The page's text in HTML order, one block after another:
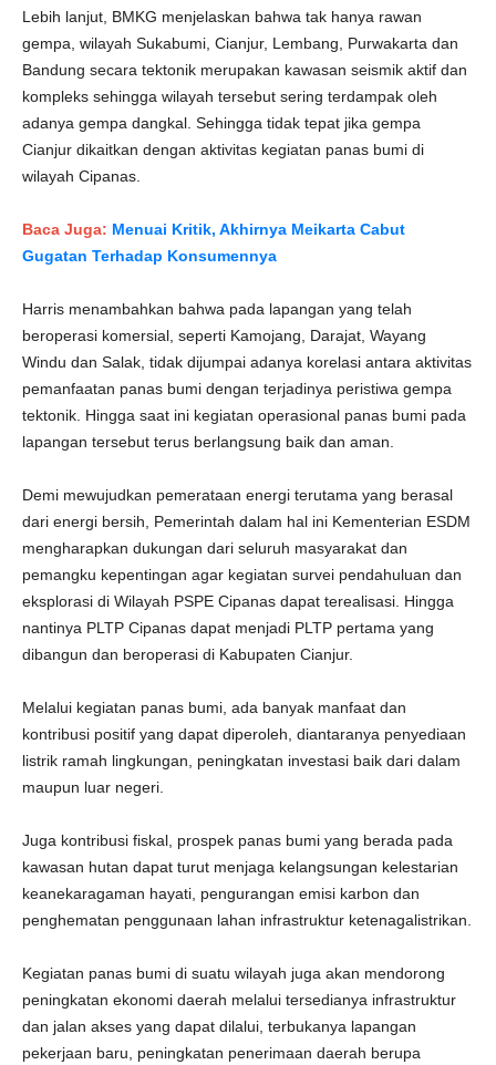
Lebih lanjut, BMKG menjelaskan bahwa tak hanya rawan
gempa, wilayah Sukabumi, Cianjur, Lembang, Purwakarta dan
Bandung secara tektonik merupakan kawasan seismik aktif dan
kompleks sehingga wilayah tersebut sering terdampak oleh
adanya gempa dangkal. Sehingga tidak tepat jika gempa
Cianjur dikaitkan dengan aktivitas kegiatan panas bumi di
wilayah Cipanas.
Baca Juga: Menuai Kritik, Akhirnya Meikarta Cabut
Gugatan Terhadap Konsumennya
Harris menambahkan bahwa pada lapangan yang telah
beroperasi komersial, seperti Kamojang, Darajat, Wayang
Windu dan Salak, tidak dijumpai adanya korelasi antara aktivitas
pemanfaatan panas bumi dengan terjadinya peristiwa gempa
tektonik. Hingga saat ini kegiatan operasional panas bumi pada
lapangan tersebut terus berlangsung baik dan aman.
Demi mewujudkan pemerataan energi terutama yang berasal
dari energi bersih, Pemerintah dalam hal ini Kementerian ESDM
mengharapkan dukungan dari seluruh masyarakat dan
pemangku kepentingan agar kegiatan survei pendahuluan dan
eksplorasi di Wilayah PSPE Cipanas dapat terealisasi. Hingga
nantinya PLTP Cipanas dapat menjadi PLTP pertama yang
dibangun dan beroperasi di Kabupaten Cianjur.
Melalui kegiatan panas bumi, ada banyak manfaat dan
kontribusi positif yang dapat diperoleh, diantaranya penyediaan
listrik ramah lingkungan, peningkatan investasi baik dari dalam
maupun luar negeri.
Juga kontribusi fiskal, prospek panas bumi yang berada pada
kawasan hutan dapat turut menjaga kelangsungan kelestarian
keanekaragaman hayati, pengurangan emisi karbon dan
penghematan penggunaan lahan infrastruktur ketenagalistrikan.
Kegiatan panas bumi di suatu wilayah juga akan mendorong
peningkatan ekonomi daerah melalui tersedianya infrastruktur
dan jalan akses yang dapat dilalui, terbukanya lapangan
pekerjaan baru, peningkatan penerimaan daerah berupa